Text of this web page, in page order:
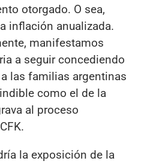
otorgado. O sea,
inflación anualizada.
manifestamos
a seguir concediendo
las familias argentinas
como el de la
al proceso
la exposición de la